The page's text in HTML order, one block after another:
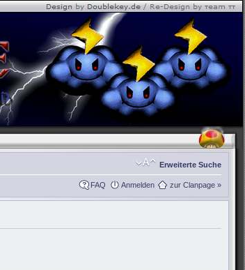
Erweiterte Suche
FAQ Anmelden zur Clanpage »